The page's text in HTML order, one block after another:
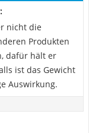
nicht die
Produkten
dafür hält er
ist das Gewicht
Auswirkung.